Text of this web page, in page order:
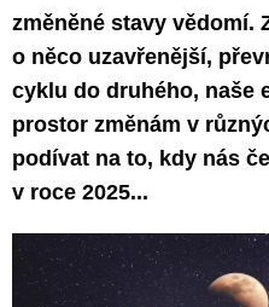
změněné stavy vědomí.
o něco uzavřenější,
cyklu do druhého, naše
prostor změnám v
podívat na to, kdy nás
v roce 2025...